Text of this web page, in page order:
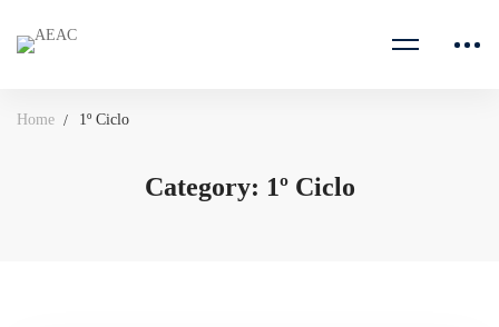
Home 1º Ciclo
Category: 1º Ciclo